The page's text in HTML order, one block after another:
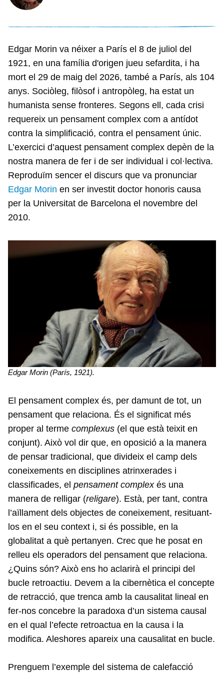
Edgar Morin va néixer a París el 8 de juliol del
1921, en una família d'origen jueu sefardita, i ha
mort el 29 de maig del 2026, també a París, als 104
anys. Sociòleg, filòsof i antropòleg, ha estat un
humanista sense fronteres. Segons ell, cada crisi
requereix un pensament complex com a antídot
contra la simplificació, contra el pensament únic.
L’exercici d’aquest pensament complex depèn de la
nostra manera de fer i de ser individual i col·lectiva.
Reproduïm sencer el discurs que va pronunciar
Edgar Morin en ser investit doctor honoris causa
per la Universitat de Barcelona el novembre del
2010.
Edgar Morin (París, 1921).
El pensament complex és, per damunt de tot, un
pensament que relaciona. És el significat més
proper al terme complexus (el que està teixit en
conjunt). Això vol dir que, en oposició a la manera
de pensar tradicional, que divideix el camp dels
coneixements en disciplines atrinxerades i
classificades, el pensament complex és una
manera de relligar (religare). Està, per tant, contra
l’aïllament dels objectes de coneixement, resituant-
los en el seu context i, si és possible, en la
globalitat a què pertanyen. Crec que he posat en
relleu els operadors del pensament que relaciona.
¿Quins són? Això ens ho aclarirà el principi del
bucle retroactiu. Devem a la cibernètica el concepte
de retracció, que trenca amb la causalitat lineal en
fer-nos concebre la paradoxa d’un sistema causal
en el qual l’efecte retroactua en la causa i la
modifica. Aleshores apareix una causalitat en bucle.
Prenguem l’exemple del sistema de calefacció